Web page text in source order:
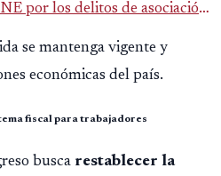
por los delitos de asociación
se mantenga vigente y
económicas del país.
fiscal para trabajadores
busca restablecer la